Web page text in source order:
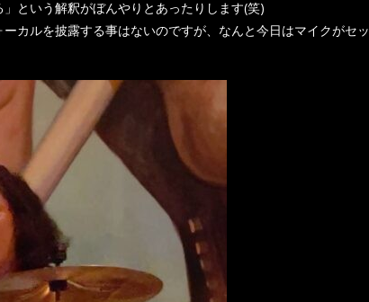
という解釈がぼんやりとあったりします(笑)
カルを披露する事はないのですが、なんと今日はマイクがセッ